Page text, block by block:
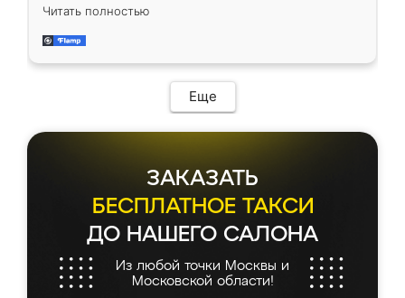
эту. Сначала обговорили условия, потом
приехал замерщик, всё спокойно объяснил
и снял размеры. Изготовили в срок, с
мебель сразу встала на свое место без
каких-либо доработок. Качеством осталась
довольна, все выглядит так, как и ожидала.
Читать полностью
Еще
ЗАКАЗАТЬ
БЕСПЛАТНОЕ ТАКСИ
ДО НАШЕГО САЛОНА
Из любой точки Москвы и
Московской области!